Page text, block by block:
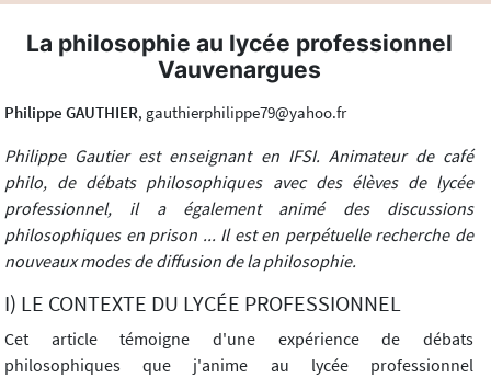
La philosophie au lycée professionnel
Vauvenargues
Philippe GAUTHIER, gauthierphilippe79@yahoo.fr
Philippe Gautier est enseignant en IFSI. Animateur de café
philo, de débats philosophiques avec des élèves de lycée
professionnel, il a également animé des discussions
philosophiques en prison ... Il est en perpétuelle recherche de
nouveaux modes de diffusion de la philosophie.
I) LE CONTEXTE DU LYCÉE PROFESSIONNEL
Cet article témoigne d'une expérience de débats
philosophiques que j'anime au lycée professionnel